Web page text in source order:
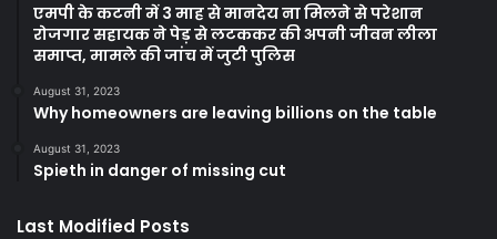
एमपी के कटनी में 3 माह से मानदेय ना मिलने से परेशान
रोजगार सहायक ने पेड़ से लटककर की अपनी जीवन लीला
समाप्त, मामले की जांच में जुटी पुलिस
August 31, 2023
Why homeowners are leaving billions on the table
August 31, 2023
Spieth in danger of missing cut
Last Modified Posts